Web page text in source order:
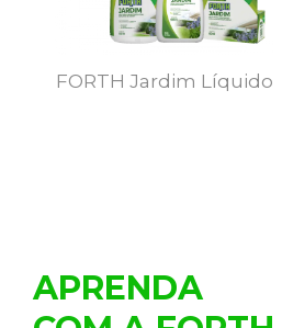
MAIS DETALHES
FORTH Jardim Líquido
APRENDA